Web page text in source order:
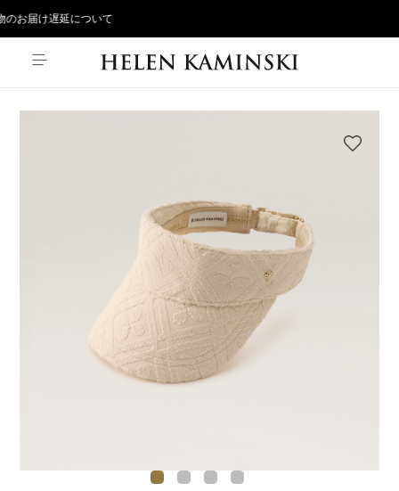
お届け遅延について